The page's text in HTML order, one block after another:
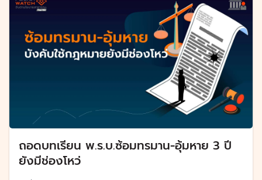
ถอดบทเรียน พ.ร.บ.ซ้อมทรมาน-อุ้มหาย 3 ปี
ยังมีช่องโหว่